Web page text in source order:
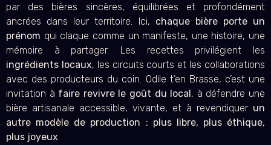
par des bières sincères, équilibrées et profondément
ancrées dans leur territoire. Ici, chaque bière porte un
prénom qui claque comme un manifeste, une histoire, une
mémoire à partager. Les recettes privilégient les
ingrédients locaux, les circuits courts et les collaborations
avec des producteurs du coin. Odile t’en Brasse, c’est une
invitation à faire revivre le goût du local, à défendre une
bière artisanale accessible, vivante, et à revendiquer un
autre modèle de production : plus libre, plus éthique,
plus joyeux